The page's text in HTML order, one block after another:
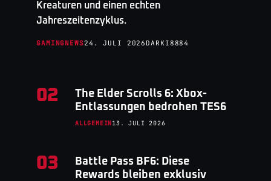
Kreaturen und einen echten
Jahreszeitenzyklus.
GAMINGNEWS24. JULI 2026 DARKI8884
02
The Elder Scrolls 6: Xbox-
Entlassungen bedrohen TES6
ALLGEMEIN13. JULI 2026
03
Battle Pass BF6: Diese
Rewards bleiben exklusiv